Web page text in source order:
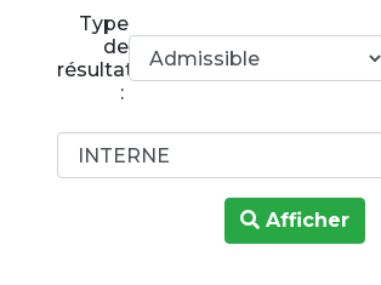
Type
de
résultats
:
Afficher